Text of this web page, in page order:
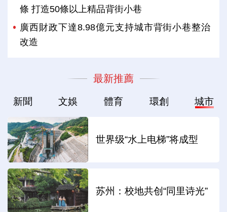
條 打造50條以上精品背街小巷
廣西財政下達8.98億元支持城市背街小巷整治
改造
最新推薦
新聞 文娛 體育 環創 城市
世界级“水上电梯”将成型
苏州：校地共创“同里诗光”